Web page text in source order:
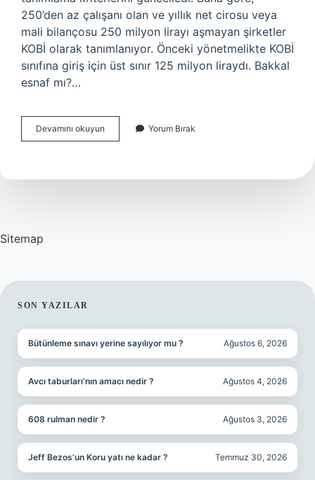
250’den az çalışanı olan ve yıllık net cirosu veya
mali bilançosu 250 milyon lirayı aşmayan şirketler
KOBİ olarak tanımlanıyor. Önceki yönetmelikte KOBİ
sınıfına giriş için üst sınır 125 milyon liraydı. Bakkal
esnaf mı?…
Devamını okuyun
Esnaf
Yorum Bırak
Sitemap
SIDEBAR
SON YAZILAR
Bütünleme sınavı yerine sayılıyor mu ? Ağustos 6, 2026
Avcı taburları’nın amacı nedir ? Ağustos 4, 2026
608 rulman nedir ? Ağustos 3, 2026
Jeff Bezos’un Koru yatı ne kadar ? Temmuz 30, 2026